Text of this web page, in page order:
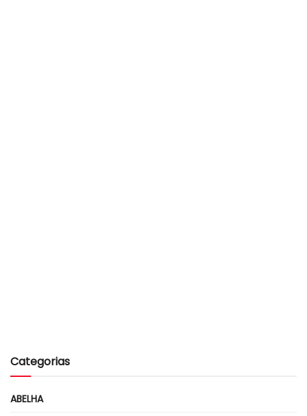
Categorias
ABELHA